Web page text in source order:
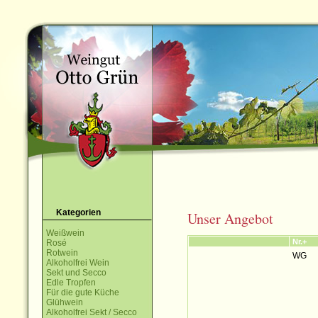
Kategorien
Weißwein
Rosé
Rotwein
Alkoholfrei Wein
Sekt und Secco
Edle Tropfen
Für die gute Küche
Glühwein
Alkoholfrei Sekt / Secco
Unser Angebot
Nr.+
WG